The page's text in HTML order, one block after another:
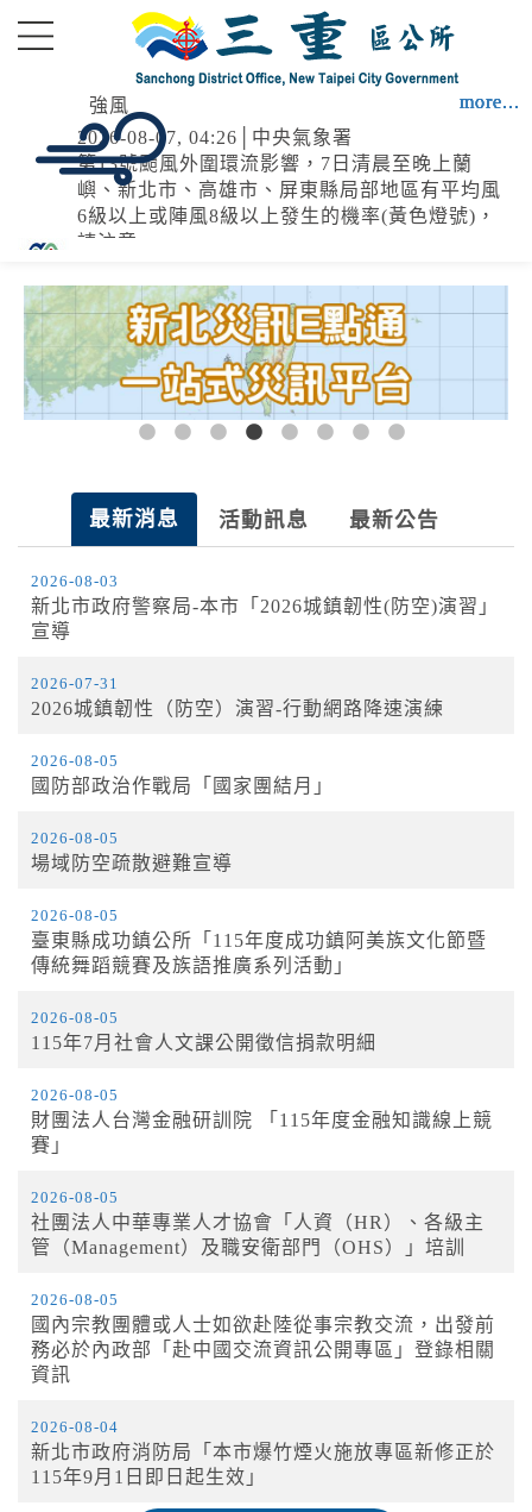
強風
2026-08-07, 04:26│中央氣象署
第13號颱風外圍環流影響，7日清晨至晚上蘭
嶼、新北市、高雄市、屏東縣局部地區有平均風
6級以上或陣風8級以上發生的機率(黃色燈號)，
請注意。
more...
2026-08-06, 17:30│中央氣象署
颱風外圍環流沉降影響，各地天氣高溫炎熱，宜
蘭縣及花蓮縣有焚風發生的機率，明(7)日白天宜
蘭縣為橙色燈號，有38度極端高溫出現的機率；
臺北市、新北市、彰化縣、雲林縣、臺南市、屏
東縣、花蓮縣為橙色燈號，有連續出現36度高溫
more...
停水
more...
停水
2026-08-03, 11:18│台灣自來水公司
more...
2026-08-03, 11:18│台灣自來水公司
施工停水
more...
1 2 3 4 5 6 7 8
最新消息 活動訊息 最新公告
2026-08-03
新北市政府警察局-本市「2026城鎮韌性(防空)演習」
宣導
2026-07-31
2026城鎮韌性（防空）演習-行動網路降速演練
2026-08-05
國防部政治作戰局「國家團結月」
2026-08-05
場域防空疏散避難宣導
2026-08-05
臺東縣成功鎮公所「115年度成功鎮阿美族文化節暨
傳統舞蹈競賽及族語推廣系列活動」
2026-08-05
115年7月社會人文課公開徵信捐款明細
2026-08-05
財團法人台灣金融研訓院 「115年度金融知識線上競
賽」
2026-08-05
社團法人中華專業人才協會「人資（HR）、各級主
管（Management）及職安衛部門（OHS）」培訓
2026-08-05
國內宗教團體或人士如欲赴陸從事宗教交流，出發前
務必於內政部「赴中國交流資訊公開專區」登錄相關
資訊
2026-08-04
新北市政府消防局「本市爆竹煙火施放專區新修正於
115年9月1日即日起生效」